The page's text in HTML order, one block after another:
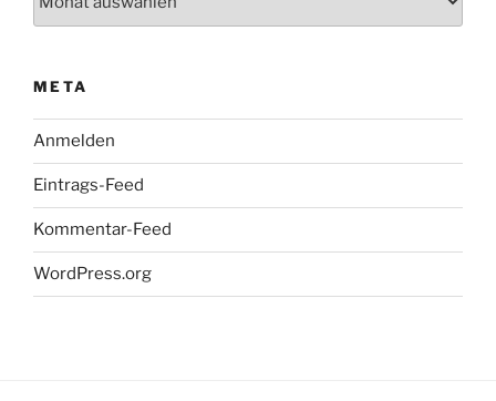
META
Anmelden
Eintrags-Feed
Kommentar-Feed
WordPress.org